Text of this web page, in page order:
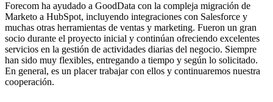
Forecom ha ayudado a GoodData con la compleja migración de
Marketo a HubSpot, incluyendo integraciones con Salesforce y
muchas otras herramientas de ventas y marketing. Fueron un gran
socio durante el proyecto inicial y continúan ofreciendo excelentes
servicios en la gestión de actividades diarias del negocio. Siempre
han sido muy flexibles, entregando a tiempo y según lo solicitado.
En general, es un placer trabajar con ellos y continuaremos nuestra
cooperación.